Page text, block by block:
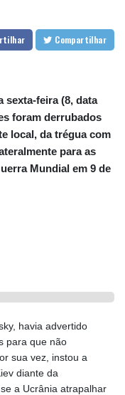
Compartilhar
sexta-feira (8, data
foram derrubados
local, da trégua com
para as
Mundial em 9 de
havia advertido
para que não
sua vez, instou a
diante da
a Ucrânia atrapalhar